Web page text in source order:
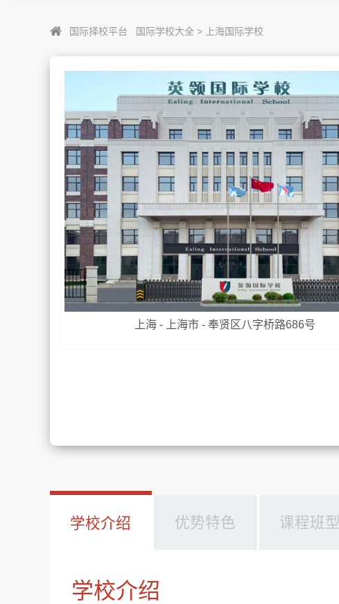
国际择校平台 国际学校大全 > 上海国际学校
上海 - 上海市 - 奉贤区八字桥路686号
学校介绍 优势特色 课程班型
学校介绍